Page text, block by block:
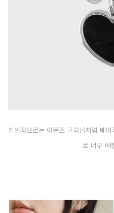
개인적으로는 아몬즈 고객님처럼 베
로 너무 예